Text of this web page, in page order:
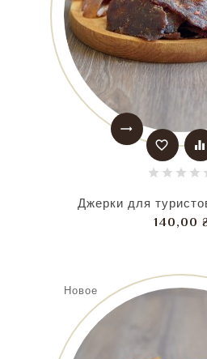
trending_flat
favorite_border
equalizer
Джерки для
140,00
Новое